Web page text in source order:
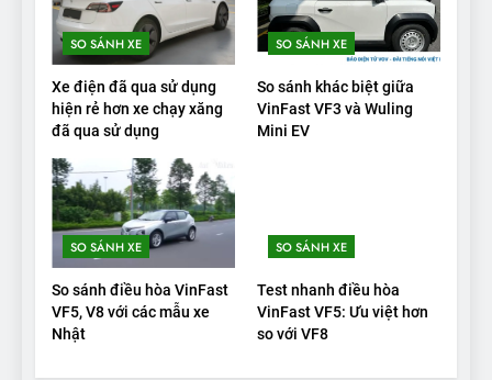
SO SÁNH XE
Xe điện đã qua sử dụng
hiện rẻ hơn xe chạy xăng
đã qua sử dụng
SO SÁNH XE
So sánh khác biệt giữa
VinFast VF3 và Wuling
Mini EV
SO SÁNH XE
So sánh điều hòa VinFast
VF5, V8 với các mẫu xe
Nhật
SO SÁNH XE
Test nhanh điều hòa
VinFast VF5: Ưu việt hơn
so với VF8
tầm giá?
ĐÁNH GIÁ XE
20
Đánh giá: Người đam mê xe
điện Hyundai Ioniq 5 N 2025
1
Xe tốt nhất để mua năm
2025: Green Car Reports
nêu tên 5 người vào chung
kết – Mỹ
ĐÁNH GIÁ XE